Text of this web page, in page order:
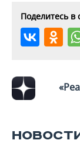
Поделитесь в